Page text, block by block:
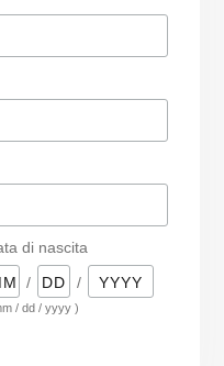
di nascita
/
/
/ dd / yyyy )